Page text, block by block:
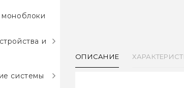
и
системы
ОПИСАНИЕ